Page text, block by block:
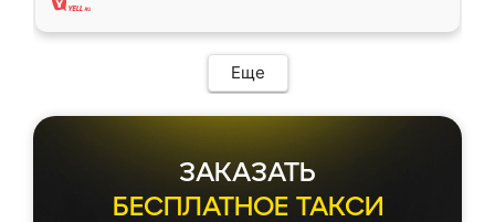
Еще
ЗАКАЗАТЬ
БЕСПЛАТНОЕ ТАКСИ